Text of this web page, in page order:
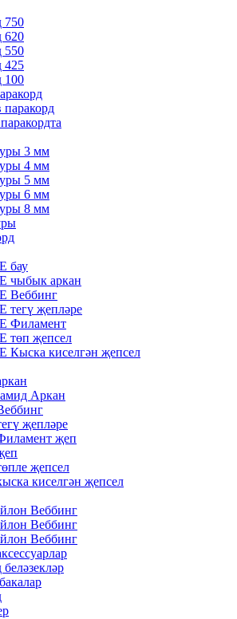
750
620
550
425
100
паракорд
3 мм
4 мм
5 мм
6 мм
8 мм
бау
чыбык аркан
Веббинг
тегү җепләре
Филамент
төп җепсел
Кыска киселгән җепсел
Аркан
җепләре
җеп
җепсел
киселгән җепсел
Веббинг
Веббинг
Веббинг